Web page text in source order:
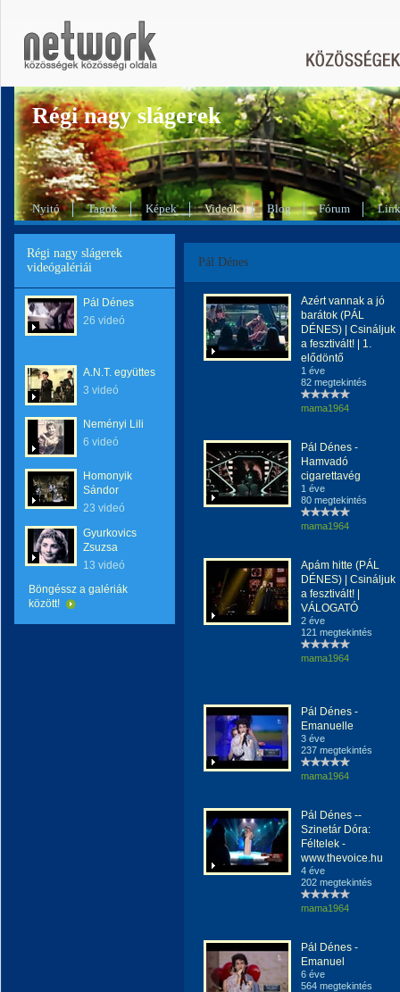
Régi nagy slágerek
Nyitó Tagok Képek Videók Blog Fórum
Régi nagy slágerek
videógalériái
Pál Dénes
26 videó
A.N.T. együttes
3 videó
Neményi Lili
6 videó
Homonyik
Sándor
23 videó
Gyurkovics
Zsuzsa
13 videó
Böngéssz a galériák
között!
Pál Dénes
Azért vannak a jó
barátok (PÁL
DÉNES) | Csináljuk
a fesztivált! | 1.
elődöntő
1 éve
82 megtekintés
mama1964
Pál Dénes -
Hamvadó
cigarettavég
1 éve
80 megtekintés
mama1964
Apám hitte (PÁL
DÉNES) | Csináljuk
a fesztivált! |
VÁLOGATÓ
2 éve
121 megtekintés
mama1964
Pál Dénes -
Emanuelle
3 éve
237 megtekintés
mama1964
Pál Dénes --
Szinetár Dóra:
Féltelek -
www.thevoice.hu
4 éve
202 megtekintés
mama1964
Pál Dénes -
Emanuel
6 éve
564 megtekintés